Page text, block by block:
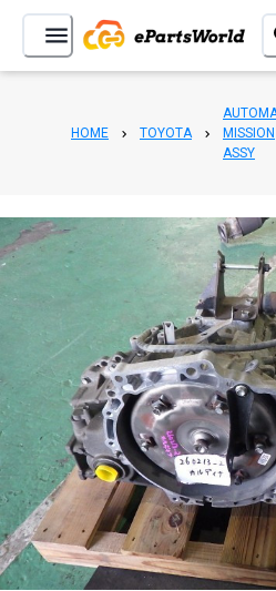
HOME TOYOTA
MISSION
ASSY